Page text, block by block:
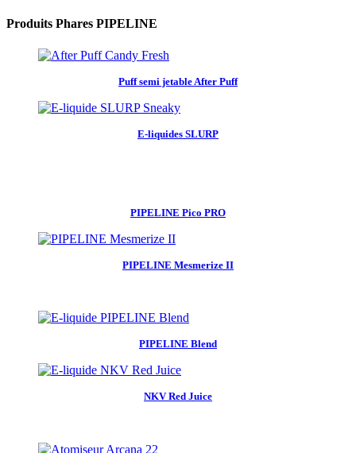
Produits Phares PIPELINE
Puff semi jetable After Puff
E-liquides SLURP
PIPELINE Pico PRO
PIPELINE Mesmerize II
PIPELINE Blend
NKV Red Juice